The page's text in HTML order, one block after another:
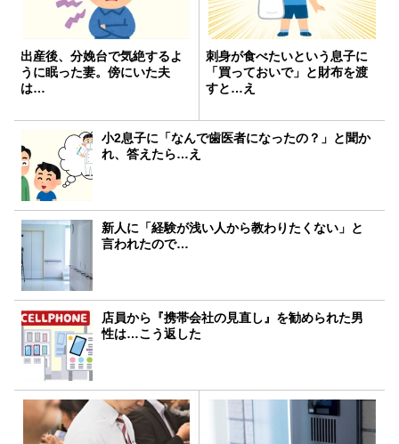
出産後、分娩台で気絶するよ
うに眠った妻。傍にいた夫
は…
刺身が食べたいという息子に
「買っておいで」と財布を渡
すと…え
小2息子に「なんで歯医者になったの？」と聞か
れ、答えたら…え
新人に「経験が浅い人から教わりたくない」と
言われたので…
店員から『携帯会社の見直し』を勧められた男
性は…こう返した